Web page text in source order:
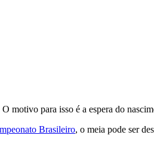
motivo para isso é a espera do
Brasileiro, o meia pode ser